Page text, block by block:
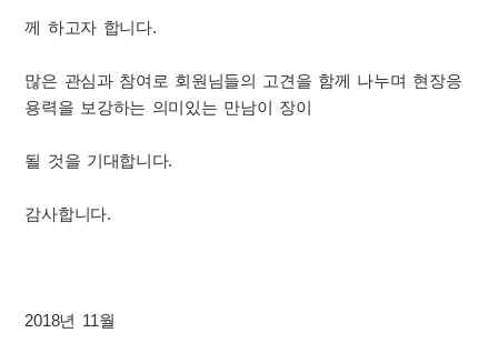
께 하고자 합니다.
많은 관심과 참여로 회원님들의 고견을 함께 나누며 현장응
용력을 보강하는 의미있는 만남이 장이
될 것을 기대합니다.
감사합니다.
2018년 11월